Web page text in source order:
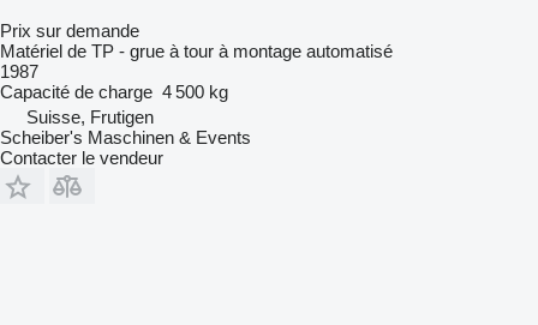
Prix sur demande
Matériel de TP - grue à tour à montage automatisé
1987
Capacité de charge 4 500 kg
Suisse, Frutigen
Scheiber's Maschinen & Events
Contacter le vendeur